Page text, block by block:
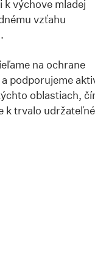
k výchove mladej
vzťahu
na ochrane
podporujeme
oblastiach,
k trvalo